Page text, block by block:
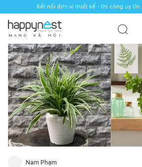
Kết nối đơn vị thiết kế - thi công uy tín.
M Ạ N G X Ã H Ộ I
Nam Phạm